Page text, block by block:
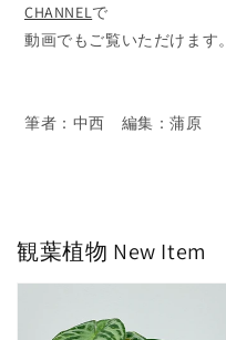
CHANNELで
動画でもご覧いただけます。
筆者：中西 編集：蒲原
観葉植物 New Item